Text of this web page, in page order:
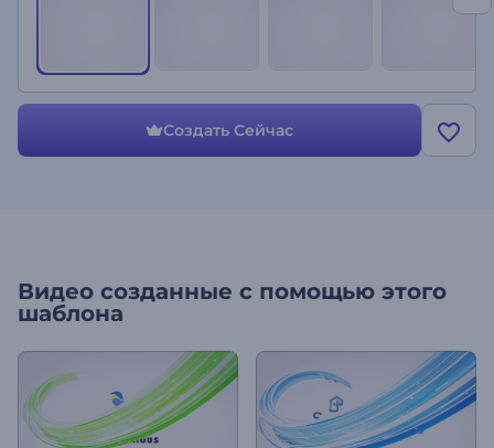
Создать Сейчас
Видео созданные с помощью этого
шаблона